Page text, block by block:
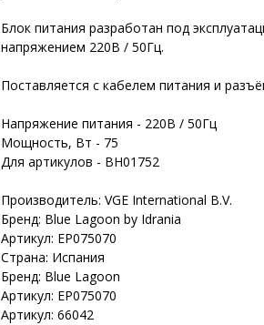
Блок питания разработан под
напряжением 220В / 50Гц.
Поставляется с кабелем питания и
Напряжение питания - 220В / 50Гц
Мощность, Bт - 75
Для артикулoв - BH01752
Производитель: VGE International B.V.
Бренд: Blue Lagoon by Idrania
Артикул: EP075070
Страна: Испания
Бренд: Blue Lagoon
Артикул: EP075070
Артикул: 66042